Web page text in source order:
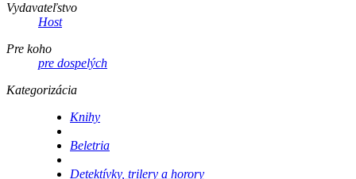
Vydavateľstvo
Host
Pre koho
pre dospelých
Kategorizácia
Knihy
Beletria
Detektívky, trilery a horory